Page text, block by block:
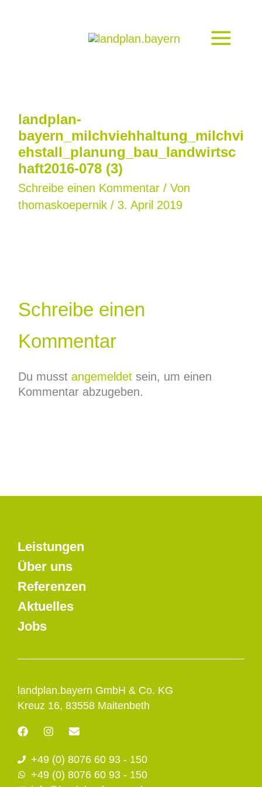
landplan-
bayern_milchviehhaltung_milchvi
ehstall_planung_bau_landwirtsc
haft2016-078 (3)
Schreibe einen Kommentar / Von
thomaskoepernik / 3. April 2019
Schreibe einen
Kommentar
Du musst angemeldetsein, um einen
Kommentar abzugeben.
landplan.bayern GmbH & Co. KG
Kreuz 16, 83558 Maitenbeth
F
a
e
b
o
I
n
t
a
g
E
e
l
o
+49 (0) 8076 60 93 - 150
+49 (0) 8076 60 93 - 150
Leistungen
Über uns
Referenzen
Aktuelles
Jobs